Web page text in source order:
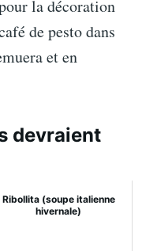
la décoration
de pesto dans
et en
devraient
Ribollita (soupe italienne
hivernale)